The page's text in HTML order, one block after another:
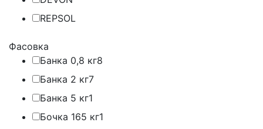
REPSOL
Фасовка
Банка 0,8 кг8
Банка 2 кг7
Банка 5 кг1
Бочка 165 кг1